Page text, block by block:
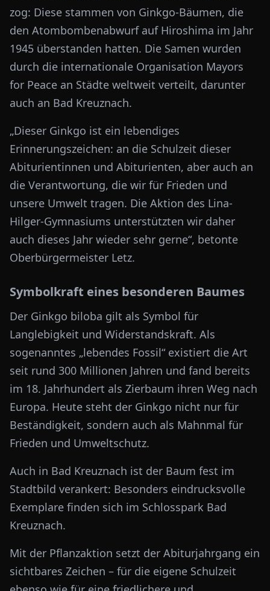
zog: Diese stammen von Ginkgo-Bäumen, die
den Atombombenabwurf auf Hiroshima im Jahr
1945 überstanden hatten. Die Samen wurden
durch die internationale Organisation Mayors
for Peace an Städte weltweit verteilt, darunter
auch an Bad Kreuznach.
„Dieser Ginkgo ist ein lebendiges
Erinnerungszeichen: an die Schulzeit dieser
Abiturientinnen und Abiturienten, aber auch an
die Verantwortung, die wir für Frieden und
unsere Umwelt tragen. Die Aktion des Lina-
Hilger-Gymnasiums unterstützten wir daher
auch dieses Jahr wieder sehr gerne“, betonte
Oberbürgermeister Letz.
Symbolkraft eines besonderen Baumes
Der Ginkgo biloba gilt als Symbol für
Langlebigkeit und Widerstandskraft. Als
sogenanntes „lebendes Fossil“ existiert die Art
seit rund 300 Millionen Jahren und fand bereits
im 18. Jahrhundert als Zierbaum ihren Weg nach
Europa. Heute steht der Ginkgo nicht nur für
Beständigkeit, sondern auch als Mahnmal für
Frieden und Umweltschutz.
Auch in Bad Kreuznach ist der Baum fest im
Stadtbild verankert: Besonders eindrucksvolle
Exemplare finden sich im Schlosspark Bad
Kreuznach.
Mit der Pflanzaktion setzt der Abiturjahrgang ein
sichtbares Zeichen – für die eigene Schulzeit